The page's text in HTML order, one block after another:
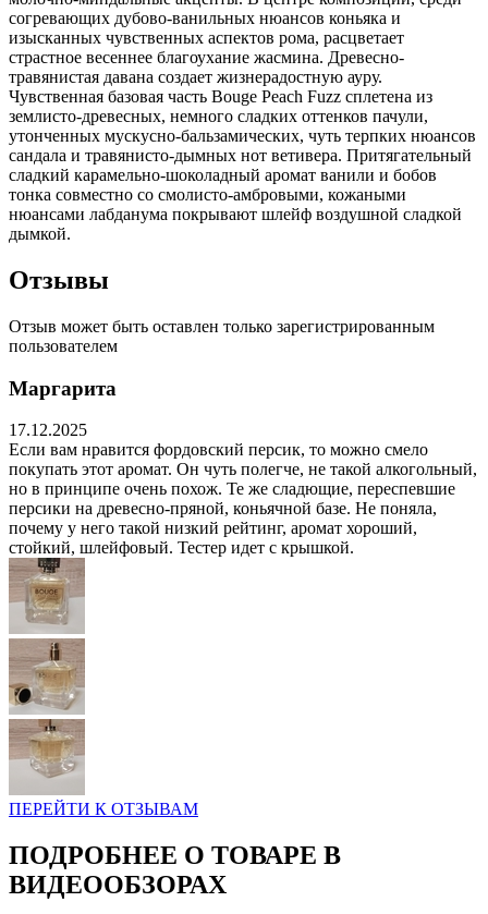
согревающих дубово-ванильных нюансов коньяка и
изысканных чувственных аспектов рома, расцветает
страстное весеннее благоухание жасмина. Древесно-
травянистая давана создает жизнерадостную ауру.
Чувственная базовая часть Bouge Peach Fuzz сплетена из
землисто-древесных, немного сладких оттенков пачули,
утонченных мускусно-бальзамических, чуть терпких нюансов
сандала и травянисто-дымных нот ветивера. Притягательный
сладкий карамельно-шоколадный аромат ванили и бобов
тонка совместно со смолисто-амбровыми, кожаными
нюансами лабданума покрывают шлейф воздушной сладкой
дымкой.
Отзывы
Отзыв может быть оставлен только зарегистрированным
пользователем
Маргарита
17.12.2025
Если вам нравится фордовский персик, то можно смело
покупать этот аромат. Он чуть полегче, не такой алкогольный,
но в принципе очень похож. Те же сладющие, переспевшие
персики на древесно-пряной, коньячной базе. Не поняла,
почему у него такой низкий рейтинг, аромат хороший,
стойкий, шлейфовый. Тестер идет с крышкой.
ПЕРЕЙТИ К ОТЗЫВАМ
ПОДРОБНЕЕ О ТОВАРЕ В
ВИДЕООБЗОРАХ